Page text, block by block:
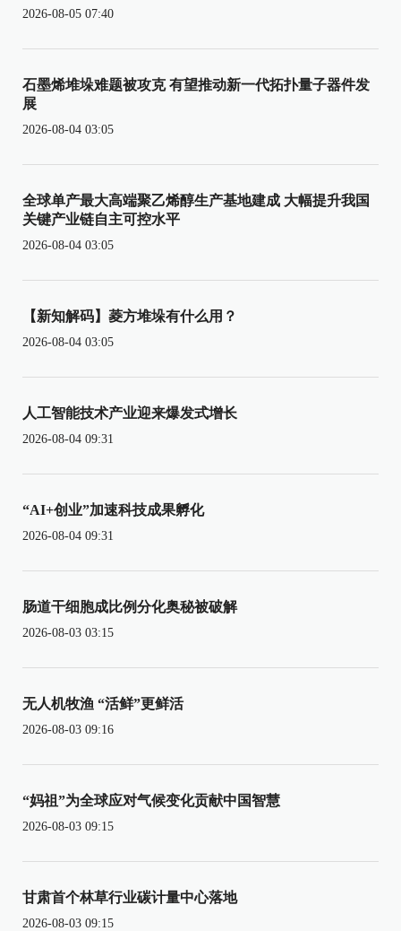
2026-08-05 07:40
石墨烯堆垛难题被攻克 有望推动新一代拓扑量子器件发
展
2026-08-04 03:05
全球单产最大高端聚乙烯醇生产基地建成 大幅提升我国
关键产业链自主可控水平
2026-08-04 03:05
【新知解码】菱方堆垛有什么用？
2026-08-04 03:05
人工智能技术产业迎来爆发式增长
2026-08-04 09:31
“AI+创业”加速科技成果孵化
2026-08-04 09:31
肠道干细胞成比例分化奥秘被破解
2026-08-03 03:15
无人机牧渔 “活鲜”更鲜活
2026-08-03 09:16
“妈祖”为全球应对气候变化贡献中国智慧
2026-08-03 09:15
甘肃首个林草行业碳计量中心落地
2026-08-03 09:15